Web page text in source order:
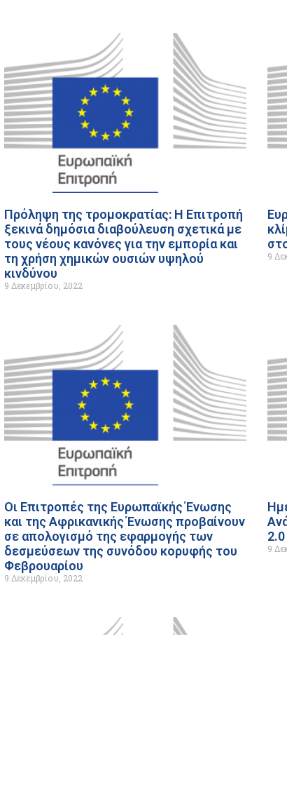
Πρόληψη της τρομοκρατίας: Η Επιτροπή
ξεκινά δημόσια διαβούλευση σχετικά με
τους νέους κανόνες για την εμπορία και
τη χρήση χημικών ουσιών υψηλού
κινδύνου
9 Δεκεμβρίου, 2022
9
Οι Επιτροπές της Ευρωπαϊκής Ένωσης
και της Αφρικανικής Ένωσης προβαίνουν
σε απολογισμό της εφαρμογής των
δεσμεύσεων της συνόδου κορυφής του
Φεβρουαρίου
9 Δεκεμβρίου, 2022
2.0
9